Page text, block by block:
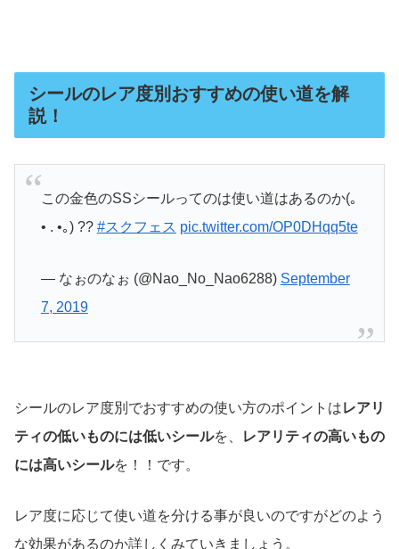
シールのレア度別おすすめの使い道を解
説！
この金色のSSシールってのは使い道はあるのか(｡
• . •｡) ?? #スクフェス pic.twitter.com/OP0DHqq5te
— なぉのなぉ (@Nao_No_Nao6288) September
7, 2019
シールのレア度別でおすすめの使い方のポイントはレアリ
ティの低いものには低いシールを、
レアリティの高いもの
には高いシールを！！です。
レア度に応じて使い道を分ける事が良いのですがどのよう
な効果があるのか詳しくみていきましょう。